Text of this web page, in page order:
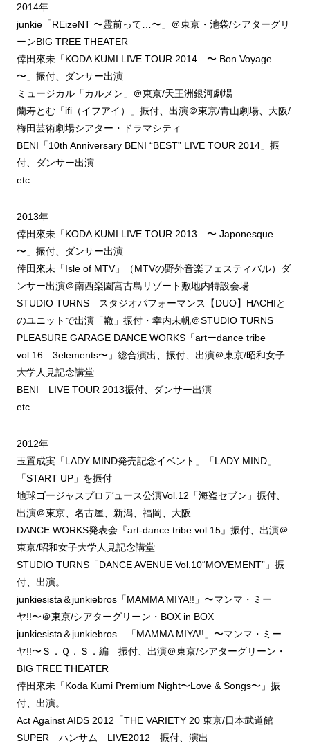
2014年
junkie「REizeNT 〜霊前って…〜」＠東京・池袋/シアターグリ
ーンBIG TREE THEATER
倖田來未「KODA KUMI LIVE TOUR 2014 〜 Bon Voyage
〜」振付、ダンサー出演
ミュージカル「カルメン」＠東京/天王洲銀河劇場
蘭寿とむ「ifi（イフアイ）」振付、出演＠東京/青山劇場、大阪/
梅田芸術劇場シアター・ドラマシティ
BENI「10th Anniversary BENI “BEST” LIVE TOUR 2014」振
付、ダンサー出演
etc…
2013年
倖田來未「KODA KUMI LIVE TOUR 2013 〜 Japonesque
〜」振付、ダンサー出演
倖田來未「Isle of MTV」（MTVの野外音楽フェスティバル）ダ
ンサー出演＠南西楽園宮古島リゾート敷地内特設会場
STUDIO TURNS スタジオパフォーマンス【DUO】HACHIと
のユニットで出演「轍」振付・幸内未帆＠STUDIO TURNS
PLEASURE GARAGE DANCE WORKS「artーdance tribe
vol.16 3elements〜」総合演出、振付、出演＠東京/昭和女子
大学人見記念講堂
BENI LIVE TOUR 2013振付、ダンサー出演
etc…
2012年
玉置成実「LADY MIND発売記念イベント」「LADY MIND」
「START UP」を振付
地球ゴージャスプロデュース公演Vol.12「海盗セブン」振付、
出演＠東京、名古屋、新潟、福岡、大阪
DANCE WORKS発表会『art-dance tribe vol.15』振付、出演＠
東京/昭和女子大学人見記念講堂
STUDIO TURNS「DANCE AVENUE Vol.10“MOVEMENT”」振
付、出演。
junkiesista＆junkiebros「MAMMA MIYA!!」〜マンマ・ミー
ヤ!!〜＠東京/シアターグリーン・BOX in BOX
junkiesista＆junkiebros 「MAMMA MIYA!!」〜マンマ・ミー
ヤ!!〜Ｓ．Ｑ．Ｓ．編 振付、出演＠東京/シアターグリーン・
BIG TREE THEATER
倖田來未「Koda Kumi Premium Night〜Love & Songs〜」振
付、出演。
Act Against AIDS 2012「THE VARIETY 20 東京/日本武道館
SUPER ハンサム LIVE2012 振付、演出